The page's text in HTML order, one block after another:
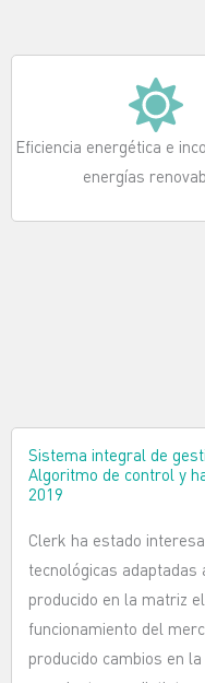
Eficiencia energética e
energías
Sistema integral de
Algoritmo de control y
2019
Clerk ha estado
tecnológicas adaptadas
producido en la matriz
funcionamiento del
producido cambios en